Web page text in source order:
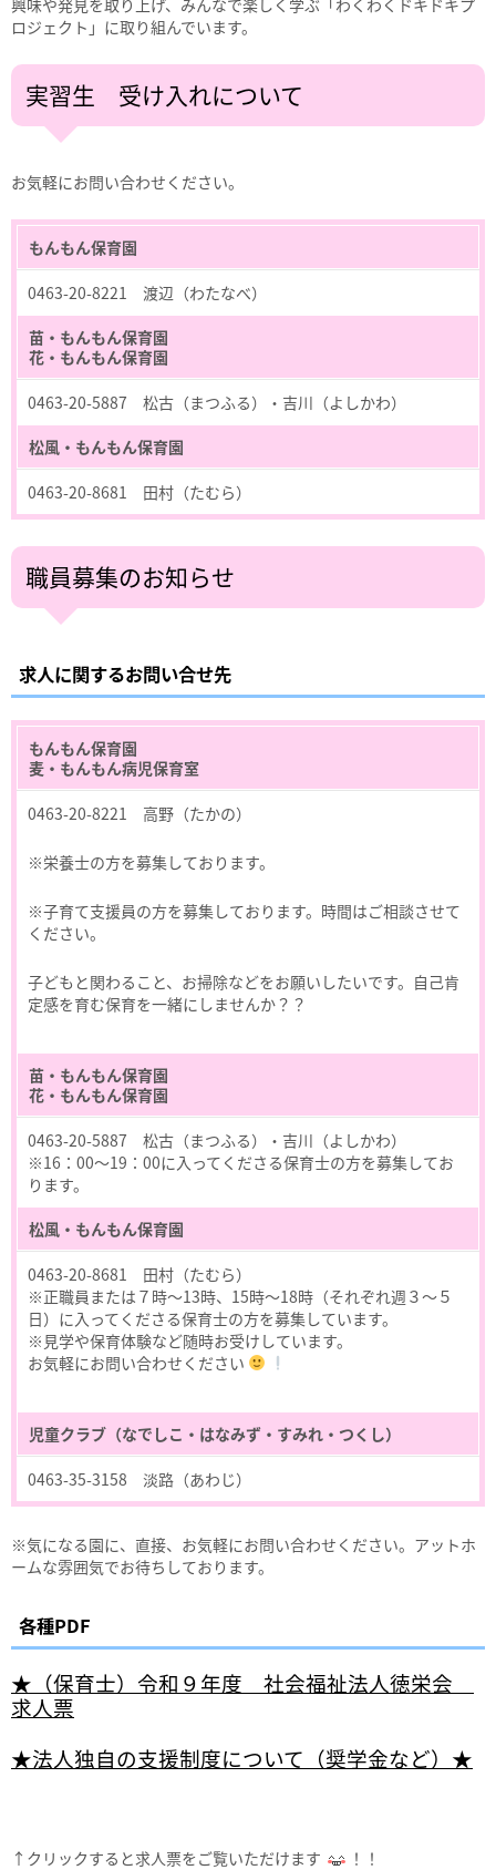
ロジェクト」に取り組んでいます。
実習生 受け入れについて
お気軽にお問い合わせください。
もんもん保育園
0463-20-8221 渡辺（わたなべ）
苗・もんもん保育園
花・もんもん保育園
0463-20-5887 松古（まつふる）・吉川（よしかわ）
松風・もんもん保育園
0463-20-8681 田村（たむら）
職員募集のお知らせ
求人に関するお問い合せ先
もんもん保育園
麦・もんもん病児保育室
0463-20-8221 高野（たかの）
※栄養士の方を募集しております。
※子育て支援員の方を募集しております。時間はご相談させて
ください。
子どもと関わること、お掃除などをお願いしたいです。自己肯
定感を育む保育を一緒にしませんか？？
苗・もんもん保育園
花・もんもん保育園
0463-20-5887 松古（まつふる）・吉川（よしかわ）
※16：00～19：00に入ってくださる保育士の方を募集してお
ります。
松風・もんもん保育園
0463-20-8681 田村（たむら）
※正職員または７時～13時、15時～18時（それぞれ週３～５
日）に入ってくださる保育士の方を募集しています。
※見学や保育体験など随時お受けしています。
お気軽にお問い合わせください
児童クラブ（なでしこ・はなみず・すみれ・つくし）
0463-35-3158 淡路（あわじ）
※気になる園に、直接、お気軽にお問い合わせください。アットホ
ームな雰囲気でお待ちしております。
各種PDF
★（保育士）令和９年度 社会福祉法人徳栄会
求人票
★法人独自の支援制度について（奨学金など）★
↑クリックすると求人票をご覧いただけます ！！